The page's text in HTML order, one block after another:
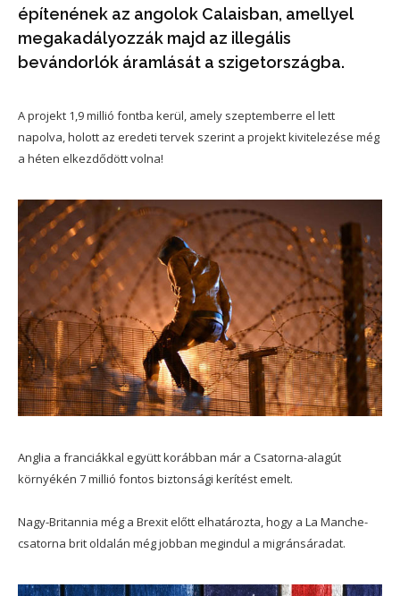
építenének az angolok Calaisban, amellyel
megakadályozzák majd az illegális
bevándorlók áramlását a szigetországba.
A projekt 1,9 millió fontba kerül, amely szeptemberre el lett
napolva, holott az eredeti tervek szerint a projekt kivitelezése még
a héten elkezdődött volna!
Anglia a franciákkal együtt korábban már a Csatorna-alagút
környékén 7 millió fontos biztonsági kerítést emelt.
Nagy-Britannia még a Brexit előtt elhatározta, hogy a La Manche-
csatorna brit oldalán még jobban megindul a migránsáradat.